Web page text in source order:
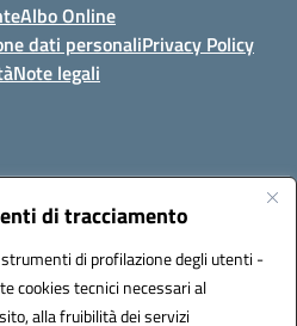
di tracciamento
di profilazione degli utenti -
cookies tecnici necessari al
alla fruibilità dei servizi
Albo Online
dati personaliPrivacy Policy
Note legali
27 90133 - Palermo
pais03600r@pec.istruzione.it